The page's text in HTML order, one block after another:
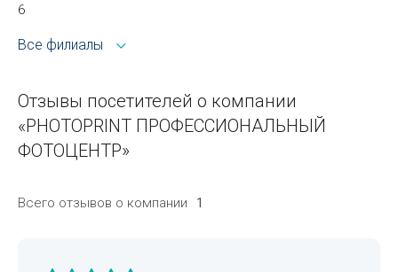
6
Все филиалы
Отзывы посетителей о компании
«PHOTOPRINT ПРОФЕССИОНАЛЬНЫЙ
ФОТОЦЕНТР»
Всего отзывов о компании 1